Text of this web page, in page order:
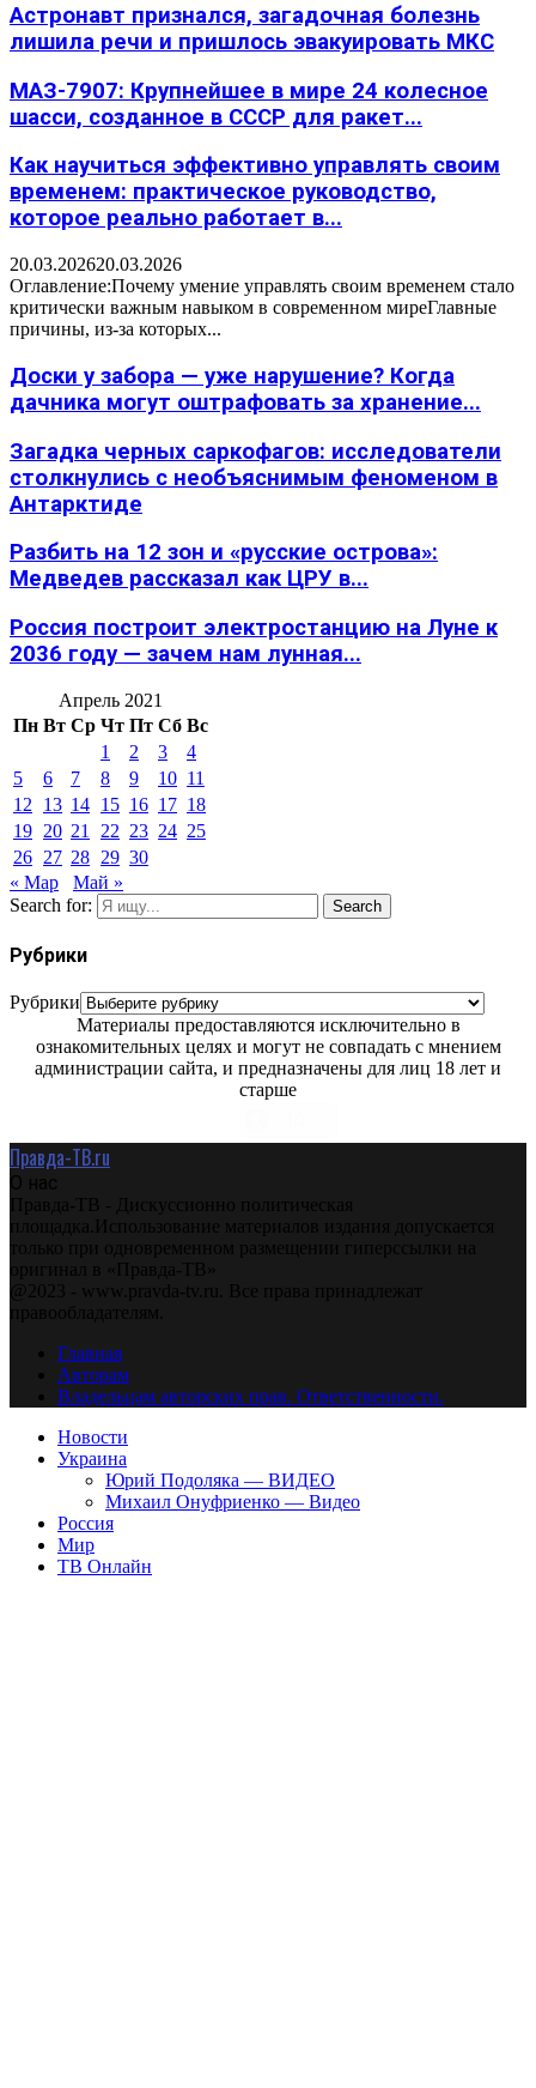
Астронавт признался, загадочная болезнь
лишила речи и пришлось эвакуировать МКС
МАЗ-7907: Крупнейшее в мире 24 колесное
шасси, созданное в СССР для ракет...
Как научиться эффективно управлять своим
временем: практическое руководство,
которое реально работает в...
20.03.202620.03.2026
Оглавление:Почему умение управлять своим временем стало
критически важным навыком в современном миреГлавные
причины, из-за которых...
Доски у забора — уже нарушение? Когда
дачника могут оштрафовать за хранение...
Загадка черных саркофагов: исследователи
столкнулись с необъяснимым феноменом в
Антарктиде
Разбить на 12 зон и «русские острова»:
Медведев рассказал как ЦРУ в...
Россия построит электростанцию на Луне к
2036 году — зачем нам лунная...
Апрель 2021
Пн Вт Ср Чт Пт Сб Вс
1
2 3
4
5
6 7 8 9 10 11
12
13 14 15 16 17 18
19 20 21 22 23 24 25
26 27 28 29 30
« Мар
Май »
Search for:
Search
Рубрики
Рубрики
Материалы предоставляются исключительно в
ознакомительных целях и могут не совпадать с мнением
администрации сайта, и предназначены для лиц 18 лет и
старше
Правда-ТВ.ru
О нас
Правда-ТВ - Дискуссионно политическая
площадка.Использование материалов издания допускается
только при одновременном размещении гиперссылки на
оригинал в «Правда-ТВ»
@2023 - www.pravda-tv.ru. Все права принадлежат
правообладателям.
Главная
Авторам
Владельцам авторских прав. Ответственности.
Новости
Украина
Юрий Подоляка — ВИДЕО
Михаил Онуфриенко — Видео
Россия
Мир
ТВ Онлайн